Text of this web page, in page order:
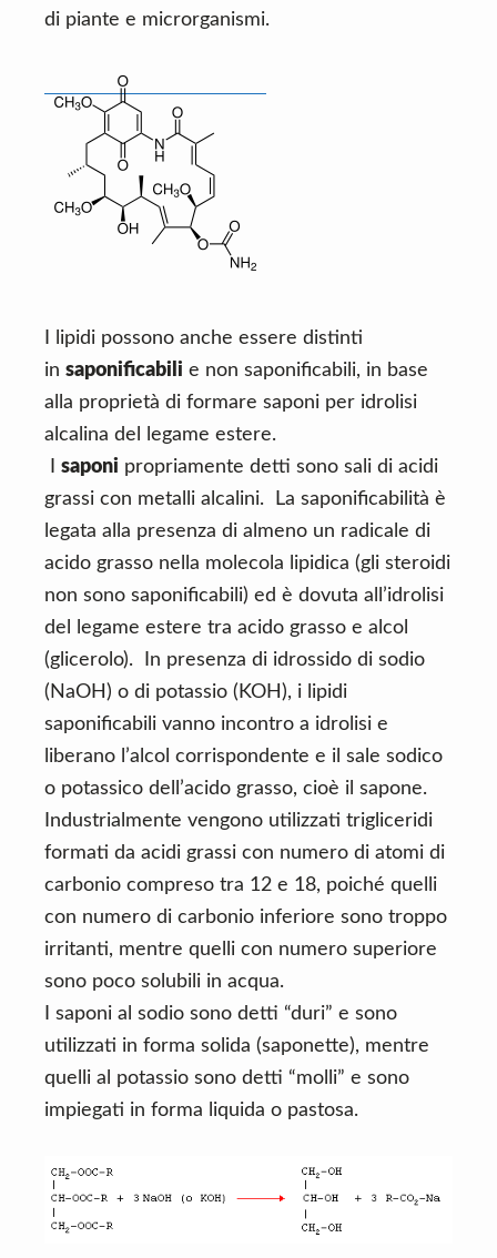
di piante e microrganismi.
I lipidi possono anche essere distinti
in saponificabili e non saponificabili, in base
alla proprietà di formare saponi per idrolisi
alcalina del legame estere.
saponi propriamente detti sono sali di acidi
grassi con metalli alcalini. La saponificabilità è
legata alla presenza di almeno un radicale di
acido grasso nella molecola lipidica (gli steroidi
non sono saponificabili) ed è dovuta all’idrolisi
del legame estere tra acido grasso e alcol
(glicerolo). In presenza di idrossido di sodio
(NaOH) o di potassio (KOH), i lipidi
saponificabili vanno incontro a idrolisi e
liberano l’alcol corrispondente e il sale sodico
o potassico dell’acido grasso, cioè il sapone.
Industrialmente vengono utilizzati trigliceridi
formati da acidi grassi con numero di atomi di
carbonio compreso tra 12 e 18, poiché quelli
con numero di carbonio inferiore sono troppo
irritanti, mentre quelli con numero superiore
sono poco solubili in acqua.
I saponi al sodio sono detti “duri” e sono
utilizzati in forma solida (saponette), mentre
quelli al potassio sono detti “molli” e sono
impiegati in forma liquida o pastosa.